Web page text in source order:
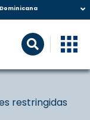
restringidas